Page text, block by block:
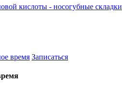
кислоты - носогубные складки
время Записаться